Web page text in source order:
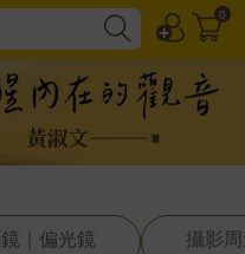
0
｜偏光鏡 攝影